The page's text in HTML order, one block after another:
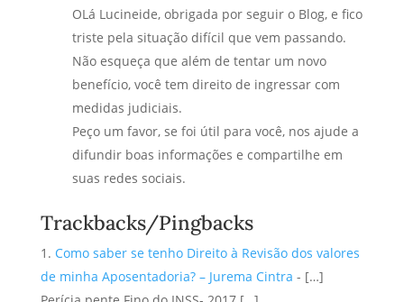
OLá Lucineide, obrigada por seguir o Blog, e fico
triste pela situação difícil que vem passando.
Não esqueça que além de tentar um novo
benefício, você tem direito de ingressar com
medidas judiciais.
Peço um favor, se foi útil para você, nos ajude a
difundir boas informações e compartilhe em
suas redes sociais.
Trackbacks/Pingbacks
Como saber se tenho Direito à Revisão dos valores
de minha Aposentadoria? – Jurema Cintra - […]